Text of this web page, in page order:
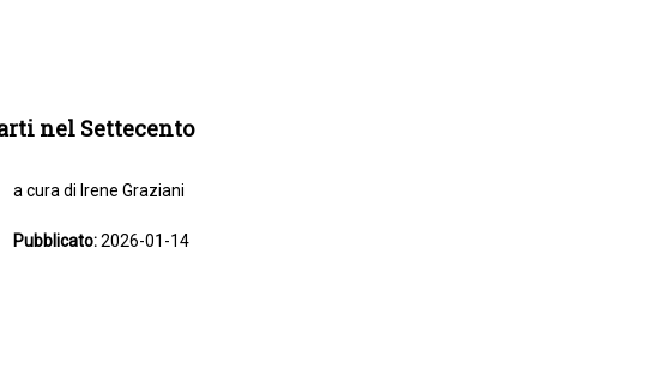
arti nel Settecento
a cura di Irene Graziani
Pubblicato:2026-01-14